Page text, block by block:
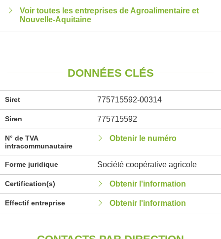
Voir toutes les entreprises de Agroalimentaire et
Nouvelle-Aquitaine
DONNÉES CLÉS
Siret 775715592-00314
Siren 775715592
N° de TVA
intracommunautaire
Obtenir le numéro
Forme juridique Société coopérative agricole
Certification(s) Obtenir l'information
Effectif entreprise Obtenir l'information